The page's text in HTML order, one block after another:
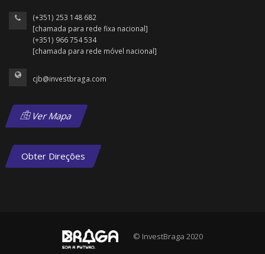
(+351) 253 148 682
[chamada para rede fixa nacional]
(+351) 966 754 534
[chamada para rede móvel nacional]
cjb@investbraga.com
Ver Mapa
Obter Direções
© InvestBraga 2020